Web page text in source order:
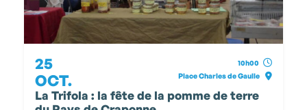
25
OCT.
10h00
Place Charles de Gaulle
La Trifola : la fête de la pomme de terre